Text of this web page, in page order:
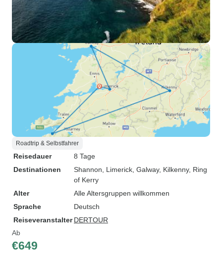
Roadtrip & Selbstfahrer
Reisedauer
8 Tage
Destinationen
Shannon , Limerick , Galway, Kilkenny, Ring
of Kerry
Alter
Alle Altersgruppen willkommen
Sprache
Deutsch
Reiseveranstalter DERTOUR
Ab
€649